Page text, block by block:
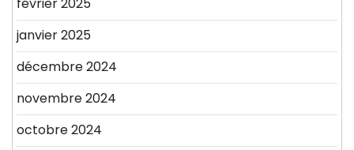
février 2025
janvier 2025
décembre 2024
novembre 2024
octobre 2024